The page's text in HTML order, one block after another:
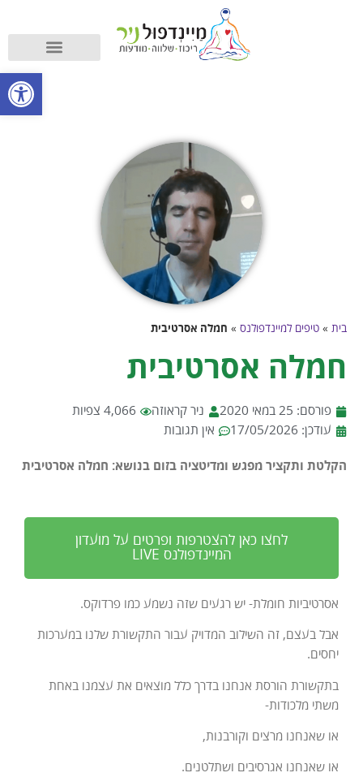
בית » טיפים למיינדפולנס » חמלה אסרטיבית
חמלה אסרטיבית
פורסם: 25 במאי 2020 ניר קראוזה
4,066 צפיות
עודכן: 17/05/2026
אין תגובות
הקלטת ותקציר מפגש ומדיטציה בזום בנושא: חמלה אסרטיבית
לחצו כאן להצטרפות ופרטים על מועדון
המיינדפולנס LIVE
אסרטיביות חומלת- יש רגעים שזה נשמע כמו פרדוקס.
אבל בעצם, זה השילוב המדויק עבור התקשורת שלנו במערכות
יחסים.
בתקשורת הורסת אנחנו בדרך כלל מוצאים את עצמנו באחת
משתי מלכודות-
או שאנחנו מרצים וקורבנות,
או שאנחנו אגרסיבים ושתלטנים.
פתח